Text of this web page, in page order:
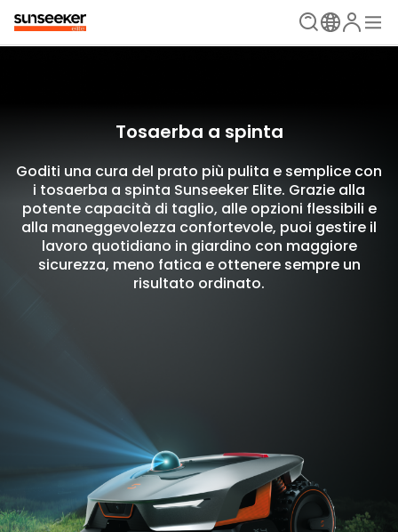
Tosaerba a spinta
Goditi una cura del prato più pulita e semplice con
i tosaerba a spinta Sunseeker Elite. Grazie alla
potente capacità di taglio, alle opzioni flessibili e
alla maneggevolezza confortevole, puoi gestire il
lavoro quotidiano in giardino con maggiore
sicurezza, meno fatica e ottenere sempre un
risultato ordinato.